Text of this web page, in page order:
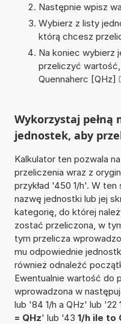
Następnie wpisz
Wybierz z listy
którą chcesz
Na koniec wybierz
przeliczyć
Quennaherc [QHz]
Wykorzystaj
jednostek, aby
Kalkulator ten pozwala
przeliczenia wraz z
przykład '450 1/h'. W ten
nazwę jednostki lub jej
kategorię, do której
zostać przeliczona, w
tym przelicza
mu odpowiednie
również odnaleźć
Ewentualnie wartość do
wprowadzona w
lub '84 1/h a QHz' lub '22
= QHz' lub '43 1/h ile to